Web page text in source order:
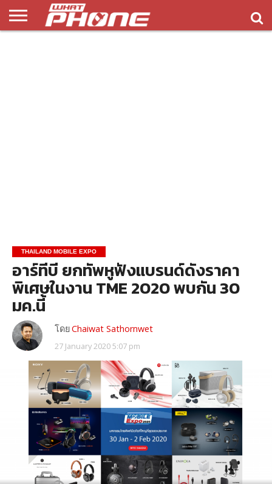
THAILAND MOBILE EXPO
อาร์ทีบี ยกทัพหูฟังแบรนด์ดังราคา
พิเศษในงาน TME 2020 พบกัน 30
มค.นี้
โดยChaiwat Sathornwet
27 January 2020 5:07 pm